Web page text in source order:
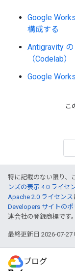
Google
構成する
Antigravity
（Codelab）
Google
こ
特に記載のない限り、
ンズの表示 4.0 ライセ
Apache 2.0 ライセンス
Developers サイトのポ
連会社の登録商標です。
最終更新日 2026-07-27
ブログ